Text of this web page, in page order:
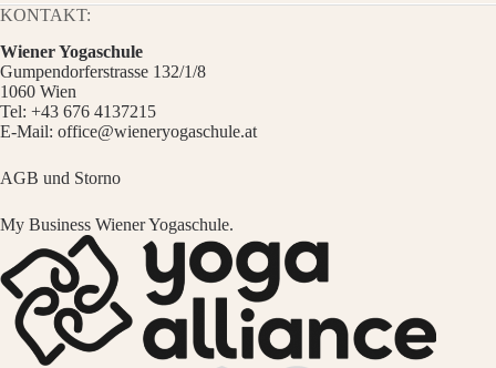
KONTAKT:
Wiener Yogaschule
Gumpendorferstrasse 132/1/8
1060 Wien
Tel: +43 676 4137215
E-Mail: office@wieneryogaschule.at
AGB und Storno
My Business Wiener Yogaschule.